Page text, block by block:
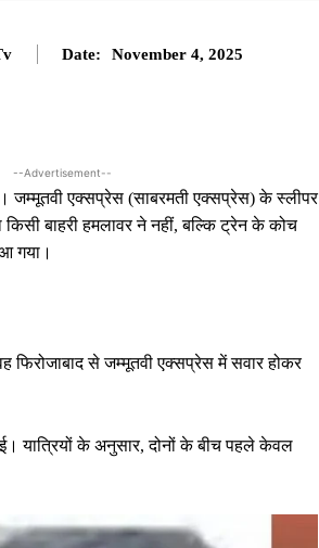
Date: November 4, 2025
--Advertisement--
जम्मूतवी एक्सप्रेस (साबरमती एक्सप्रेस) के स्लीपर
बाहरी हमलावर ने नहीं, बल्कि ट्रेन के कोच
गया।
फिरोजाबाद से जम्मूतवी एक्सप्रेस में सवार होकर
यात्रियों के अनुसार, दोनों के बीच पहले केवल